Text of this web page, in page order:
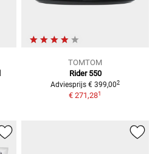
TOMTOM
Rider 550
Adviesprijs € 399,002
€ 271,281